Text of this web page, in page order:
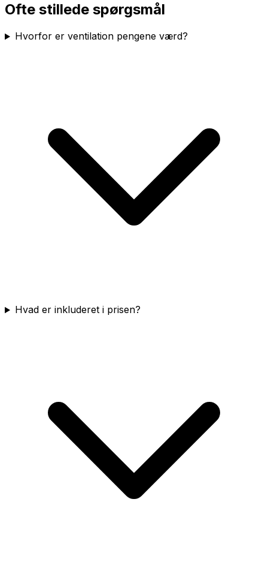
Ofte stillede spørgsmål
Hvorfor er ventilation pengene værd?
Hvad er inkluderet i prisen?